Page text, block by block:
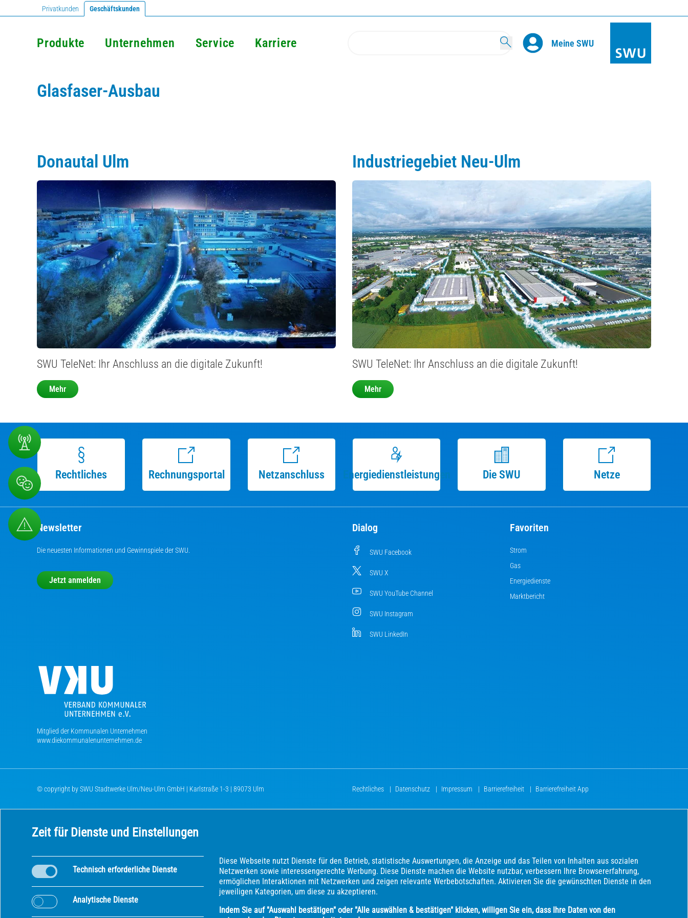
Privatkunden Geschäftskunden
Produkte Unternehmen Service Karriere Search Meine SWU
Glasfaser-Ausbau
Donautal Ulm
SWU TeleNet: Ihr Anschluss an die digitale Zukunft!
Mehr
Industriegebiet Neu-Ulm
SWU TeleNet: Ihr Anschluss an die digitale Zukunft!
Mehr
Rechtliches Rechnungsportal Netzanschluss Energiedienstleistungen Die SWU Netze
Newsletter
Die neuesten Informationen und Gewinnspiele der SWU.
Jetzt anmelden
Dialog
SWU Facebook
SWU X
SWU YouTube Channel
SWU Instagram
SWU LinkedIn
Favoriten
Strom
Gas
Energiedienste
Marktbericht
Mitglied der Kommunalen Unternehmen
www.diekommunalenunternehmen.de
© copyright by SWU Stadtwerke Ulm/Neu-Ulm GmbH | Karlstraße 1-3 | 89073 Ulm Rechtliches | Datenschutz | Impressum | Barrierefreiheit | Barrierefreiheit App